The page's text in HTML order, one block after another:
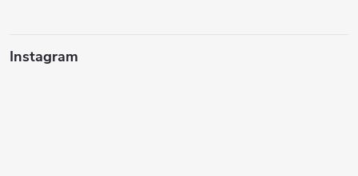
Instagram